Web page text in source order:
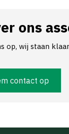
ons
op, wij staan
contact op